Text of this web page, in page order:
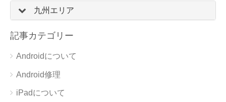
九州エリア
記事カテゴリー
Androidについて
Android修理
iPadについて